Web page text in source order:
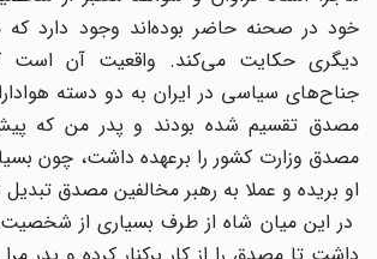
خود در صحنه حاضر بوده‌اند وجود دارد که
دیگری حکایت می‌کند. واقعیت آن است
جناح‌های سیاسی در ایران به دو دسته
مصدق تقسیم شده بودند و پدر من که
مصدق وزارت کشور را برعهده داشت‌، چون
او بریده و عملا به رهبر مخالفین مصدق تبدیل
در این میان شاه از طرف بسیاری از